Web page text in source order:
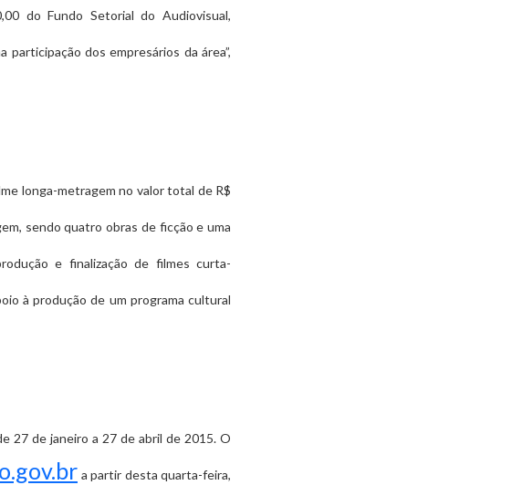
do Fundo Setorial do Audiovisual,
dos empresários da área”,
longa-metragem no valor total de R$
sendo quatro obras de ficção e uma
e finalização de filmes curta-
à produção de um programa cultural
27 de janeiro a 27 de abril de 2015. O
a partir desta quarta-feira,